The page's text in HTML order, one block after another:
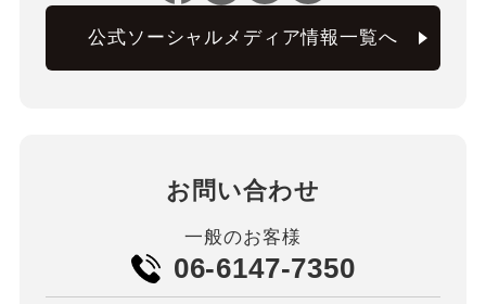
公式ソーシャルメディア情報一覧へ
お問い合わせ
一般のお客様
06-6147-7350